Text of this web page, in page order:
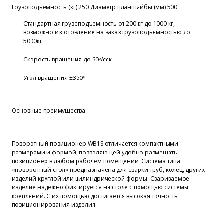
Грузоподъемность (кг) 250 Диаметр планшайбы (мм) 500
Стандартная грузоподъемность от 200 кг до 1000 кг,
возможно изготовление на заказ грузоподъемностью до
5000кг.
Скорость вращения до 60º/сек
Угол вращения ±360º
Основные преимущества:
Поворотный позиционер WB1S отличается компактными
размерами и формой, позволяющей удобно размещать
позиционер в любом рабочем помещении. Система типа
«поворотный стол» предназначена для сварки труб, колец, других
изделий круглой или цилиндрической формы. Свариваемое
изделие надежно фиксируется на столе с помощью системы
креплений. С их помощью достигается высокая точность
позиционирования изделия.